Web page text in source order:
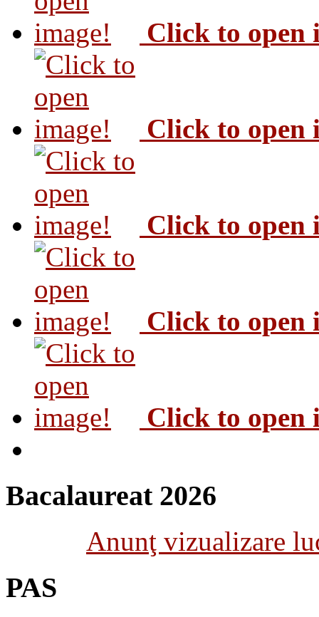
Click to open
Click to open
Click to open
Click to open
Click to open
Bacalaureat 2026
Anunţ vizualizare
PAS